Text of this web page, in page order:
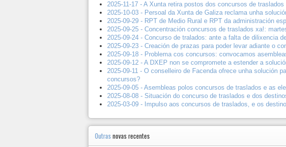
2025-11-17 - A Xunta retira postos dos concursos de
2025-10-03 - Persoal da Xunta de Galiza reclama unha
2025-09-29 - RPT de Medio Rural e RPT da administración
2025-09-25 - Concentración concursos de traslados xa!:
2025-09-24 - Concurso de tralados: ante a falta de dilixencia
2025-09-23 - Creación de prazas para poder levar adiante o
2025-09-18 - Problema cos concursos: convocamos
2025-09-12 - A DXEP non se compromete a estender a
2025-09-11 - O conselleiro de Facenda ofrece unha solución
concursos?
2025-09-05 - Asembleas polos concursos de traslados e as
2025-08-08 - Situación do concurso de traslados e dos
2025-03-09 - Impulso aos concursos de traslados, e os
Outras novas recentes